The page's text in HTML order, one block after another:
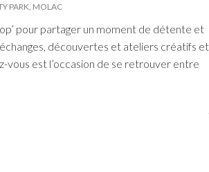
Neuf : baignade interdite
ainsi que certaines activités
de poissons pêchés est
PARK, MOLAC
pour partager un moment de détente et
découvertes et ateliers créatifs et
vous est l’occasion de se retrouver entre